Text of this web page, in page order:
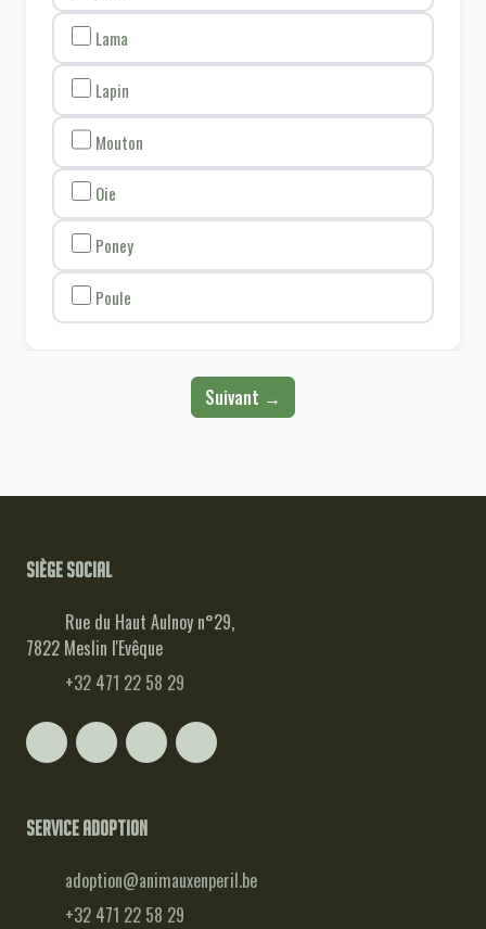
Lama
Lapin
Mouton
Oie
Poney
Poule
Suivant →
Siège social
Rue du Haut Aulnoy n°29,
7822 Meslin l'Evêque
+32 471 22 58 29
Service adoption
adoption@animauxenperil.be
+32 471 22 58 29